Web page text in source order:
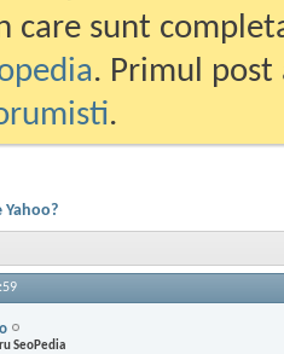
care sunt
. Primul
.
Yahoo?
SeoPedia